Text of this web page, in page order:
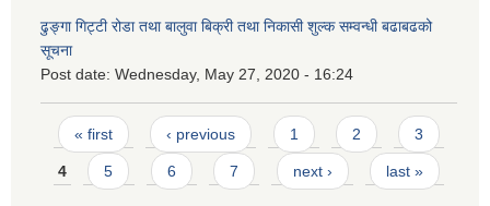
ढुङ्गा गिट्टी रोडा तथा बालुवा बिक्री तथा निकासी शुल्क सम्वन्धी बढाबढको
सूचना
Post date: Wednesday, May 27, 2020 - 16:24
Pages
« first ‹ previous 1 2 3
4 5 6 7 next › last »